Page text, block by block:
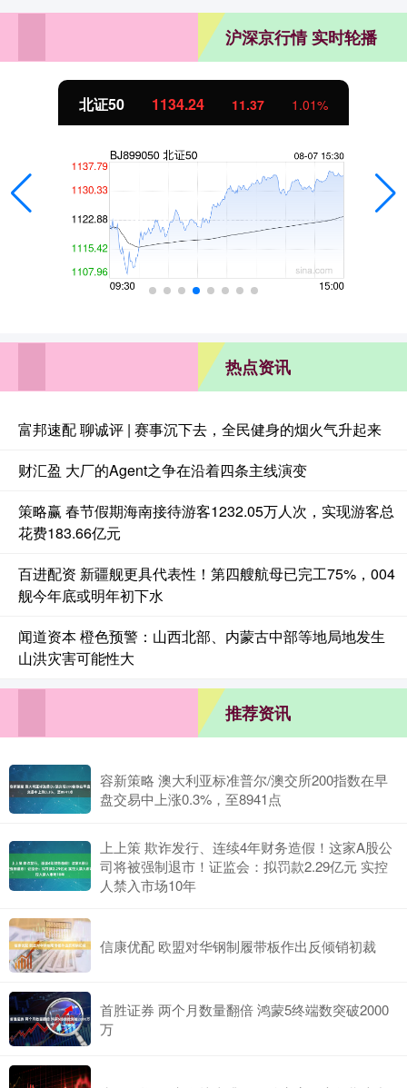
沪深京行情 实时轮播
北证50 1134.24 11.37 1.01%
热点资讯
富邦速配 聊诚评 | 赛事沉下去，全民健身的烟火气升起来
财汇盈 大厂的Agent之争在沿着四条主线演变
策略赢 春节假期海南接待游客1232.05万人次，实现游客总
花费183.66亿元
百进配资 新疆舰更具代表性！第四艘航母已完工75%，004
舰今年底或明年初下水
闻道资本 橙色预警：山西北部、内蒙古中部等地局地发生
山洪灾害可能性大
推荐资讯
容新策略 澳大利亚标准普尔/澳交所200指数在早
盘交易中上涨0.3%，至8941点
上上策 欺诈发行、连续4年财务造假！这家A股公
司将被强制退市！证监会：拟罚款2.29亿元 实控
人禁入市场10年
信康优配 欧盟对华钢制履带板作出反倾销初裁
首胜证券 两个月数量翻倍 鸿蒙5终端数突破2000
万